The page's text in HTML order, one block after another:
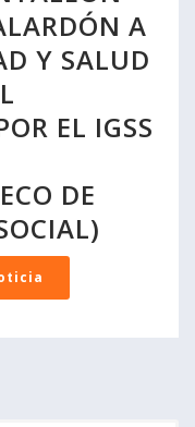
A
Y SALUD
EL IGSS
DE